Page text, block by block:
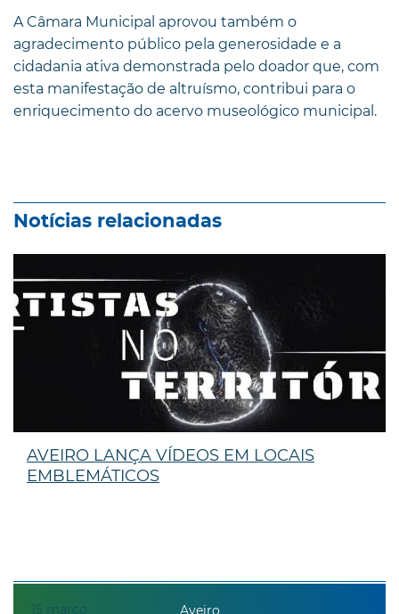
A Câmara Municipal aprovou também o
agradecimento público pela generosidade e a
cidadania ativa demonstrada pelo doador que, com
esta manifestação de altruísmo, contribui para o
enriquecimento do acervo museológico municipal.
Notícias relacionadas
15 março
AVEIRO LANÇA VÍDEOS EM LOCAIS
EMBLEMÁTICOS
Aveiro